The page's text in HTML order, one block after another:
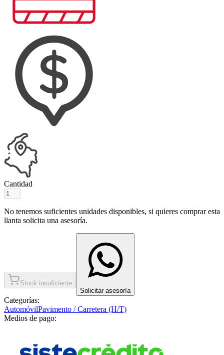
Cantidad
No tenemos suficientes unidades disponibles, si quieres comprar esta
llanta solicita una asesoría.
Stock insuficiente
Solicitar asesoría
Categorías:
AutomóvilPavimento / Carretera (H/T)
Medios de pago: